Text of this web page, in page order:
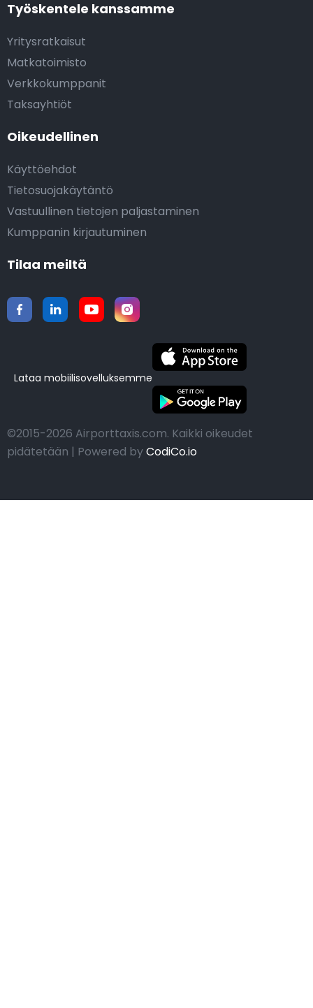
Työskentele kanssamme
Yritysratkaisut
Matkatoimisto
Verkkokumppanit
Taksayhtiöt
Oikeudellinen
Käyttöehdot
Tietosuojakäytäntö
Vastuullinen tietojen paljastaminen
Kumppanin kirjautuminen
Tilaa meiltä
Lataa mobiilisovelluksemme
©2015-2026 Airporttaxis.com. Kaikki oikeudet
pidätetään | Powered byCodiCo.io